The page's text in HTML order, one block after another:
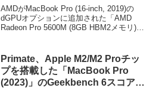
5600M」の製品仕様を公開。
AMDがMacBook Pro (16-inch, 2019)の
dGPUオプションに追加された「AMD
Radeon Pro 5600M (8GB HBM2メモリ)」
Primate、Apple M2/M2 Proチッ
プを搭載した「MacBook Pro
(2023)」のGeekbench 6スコアの